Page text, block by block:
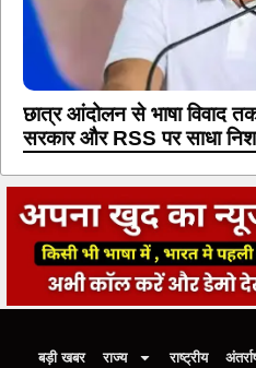
छात्र आंदोलन से भाषा विवाद
सरकार और RSS पर साधा
बड़ी खबर राज्य राष्ट्रीय